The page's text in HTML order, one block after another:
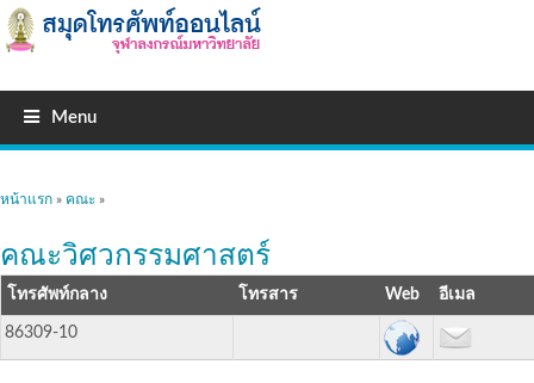
Menu
คุณอยู่ที่นี่
หน้าแรก » คณะ »
คณะวิศวกรรมศาสตร์
โทรศัพท์กลาง โทรสาร อีเมล
86309-10